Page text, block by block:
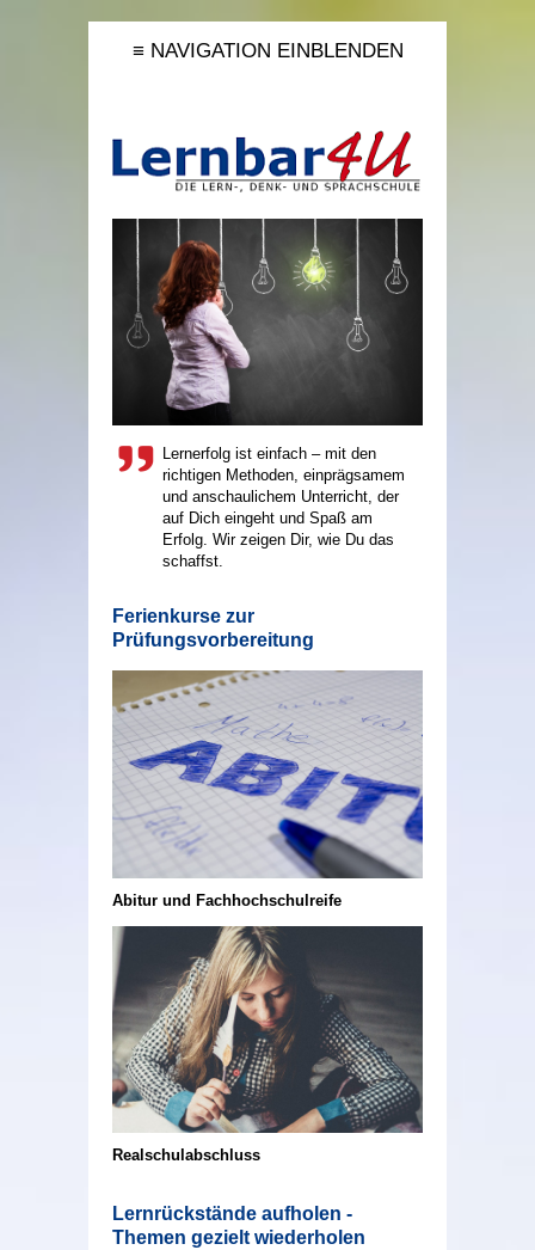
≡ NAVIGATION EINBLENDEN
Lernerfolg ist einfach – mit den
richtigen Methoden, einprägsamem
und anschaulichem Unterricht, der
auf Dich eingeht und Spaß am
Erfolg. Wir zeigen Dir, wie Du das
schaffst.
Ferienkurse zur
Prüfungsvorbereitung
Abitur und Fachhochschulreife
Realschulabschluss
Lernrückstände aufholen -
Themen gezielt wiederholen